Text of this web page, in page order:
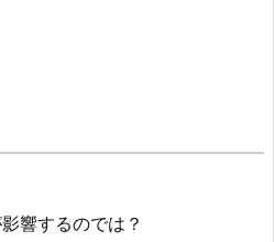
響するのでは？